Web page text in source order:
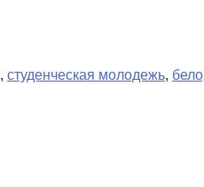
, студенческая молодежь,